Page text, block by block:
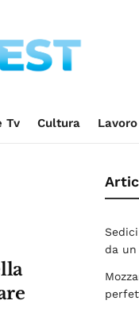
Tv Cultura Lavoro
da un